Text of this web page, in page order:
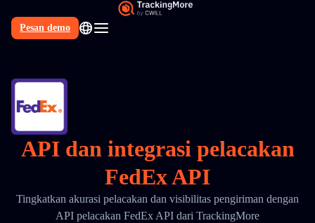
Pesan demo
API dan integrasi pelacakan
FedEx API
Tingkatkan akurasi pelacakan dan visibilitas pengiriman dengan
API pelacakan FedEx API dari TrackingMore